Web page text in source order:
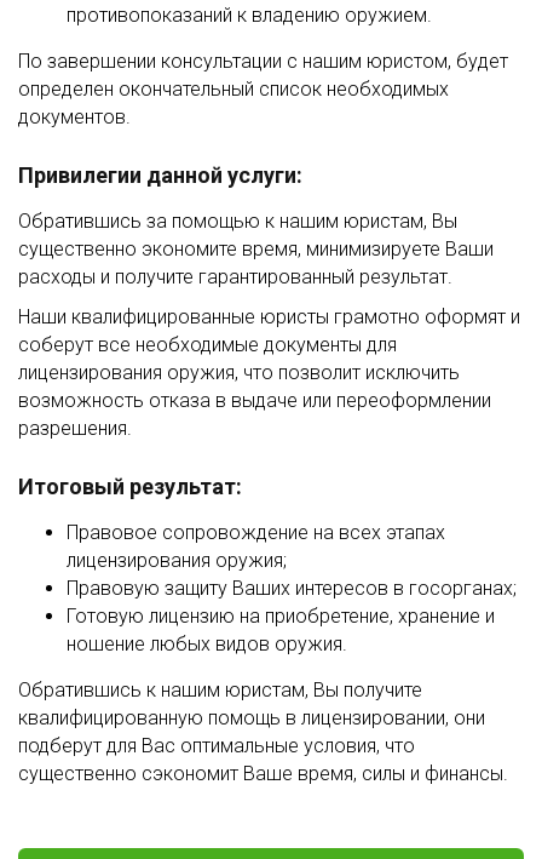
противопоказаний к владению оружием.
По завершении консультации с нашим юристом, будет
определен окончательный список необходимых
документов.
Привилегии данной услуги:
Обратившись за помощью к нашим юристам, Вы
существенно экономите время, минимизируете Ваши
расходы и получите гарантированный результат.
Наши квалифицированные юристы грамотно оформят и
соберут все необходимые документы для
лицензирования оружия, что позволит исключить
возможность отказа в выдаче или переоформлении
разрешения.
Итоговый результат:
Правовое сопровождение на всех этапах
лицензирования оружия;
Правовую защиту Ваших интересов в госорганах;
Готовую лицензию на приобретение, хранение и
ношение любых видов оружия.
Обратившись к нашим юристам, Вы получите
квалифицированную помощь в лицензировании, они
подберут для Вас оптимальные условия, что
существенно сэкономит Ваше время, силы и финансы.